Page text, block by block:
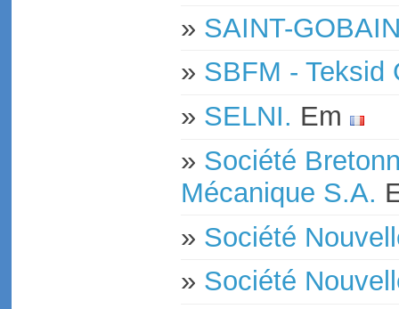
» SAINT-
» SBFM - Teksid
» SELNI. Em
» Société
Mécanique S.A.
» Société
» Société